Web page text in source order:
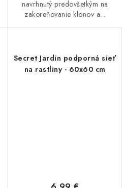
navrhnutý predovšetkým na
zakoreňovanie klonov a...
Secret Jardin podporná sieť
na rastliny - 60x60 cm